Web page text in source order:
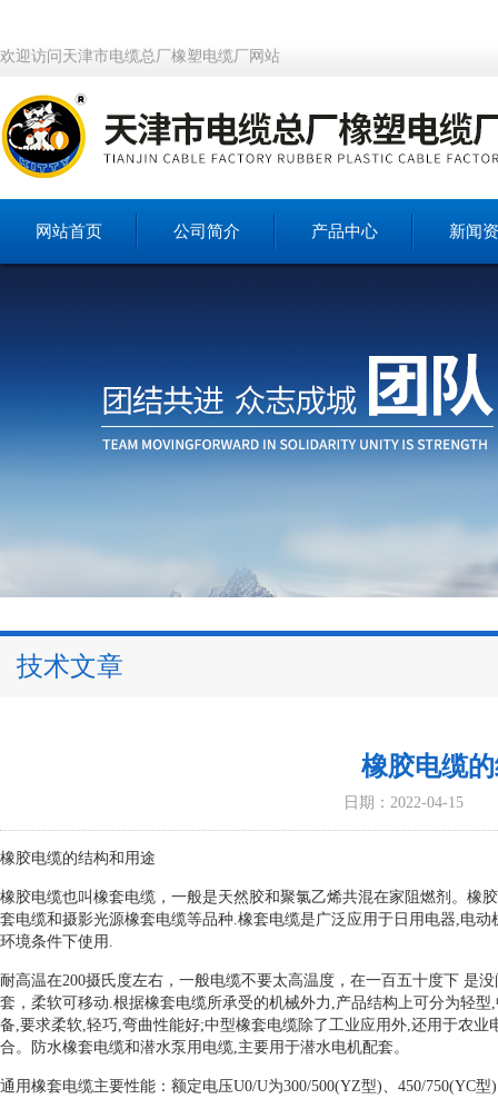
欢迎访问天津市电缆总厂橡塑电缆厂网站
网站首页 公司简介 产品中心 新闻
技术文章
橡胶电缆
日期：2022-04-15
橡胶电缆的结构和用途
橡胶电缆也叫橡套电缆，一般是天然胶和聚氯乙烯共混在家阻燃剂。橡
套电缆和摄影光源橡套电缆等品种.橡套电缆是广泛应用于日用电器,电
环境条件下使用.
耐高温在200摄氏度左右，一般电缆不要太高温度，在一百五十度下 是
套，柔软可移动.根据橡套电缆所承受的机械外力,产品结构上可分为轻
备,要求柔软,轻巧,弯曲性能好;中型橡套电缆除了工业应用外,还用于农
合。防水橡套电缆和潜水泵用电缆,主要用于潜水电机配套。
通用橡套电缆主要性能：额定电压U0/U为300/500(YZ型)、450/750(YC